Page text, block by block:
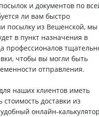
и документов по
ли вам быстро
посылку из Вешенской, мы
в пункт назначения в
профессионалов
чтобы вы могли быть
отправления.
наших клиентов иметь
доставки из
онлайн-